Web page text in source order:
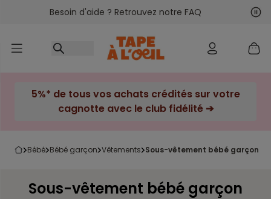
Accéder au contenu
Besoin d'aide ? Retrouvez notre FAQ
5%* de tous vos achats crédités sur votre
cagnotte avec le club fidélité ➔
bébé bébé garçon vêtements sous-vêtement bébé garçon
Sous-vêtement bébé garçon